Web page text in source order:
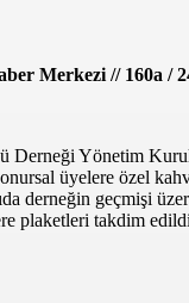
Merkezi // 160a /
Derneği Yönetim
üyelere özel
derneğin geçmişi
plaketleri takdim